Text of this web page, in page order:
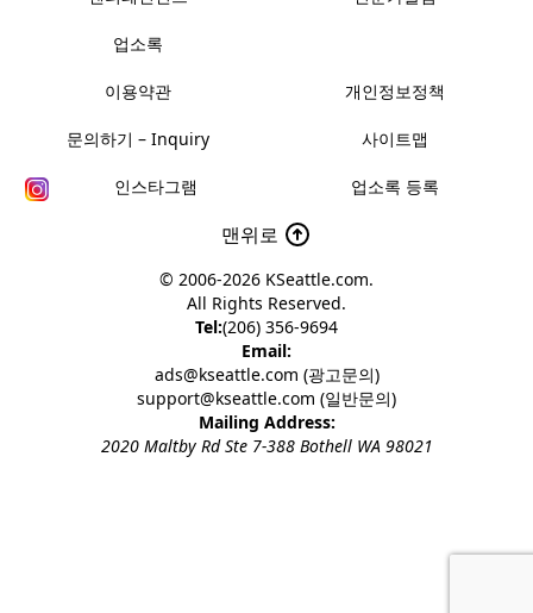
업소록
이용약관 개인정보정책
문의하기 – Inquiry 사이트맵
인스타그램 업소록 등록
맨위로
© 2006-2026 KSeattle.com.
All Rights Reserved.
Tel:(206) 356-9694
Email:
ads@kseattle.com (광고문의)
support@kseattle.com (일반문의)
Mailing Address:
2020 Maltby Rd Ste 7-388 Bothell WA 98021